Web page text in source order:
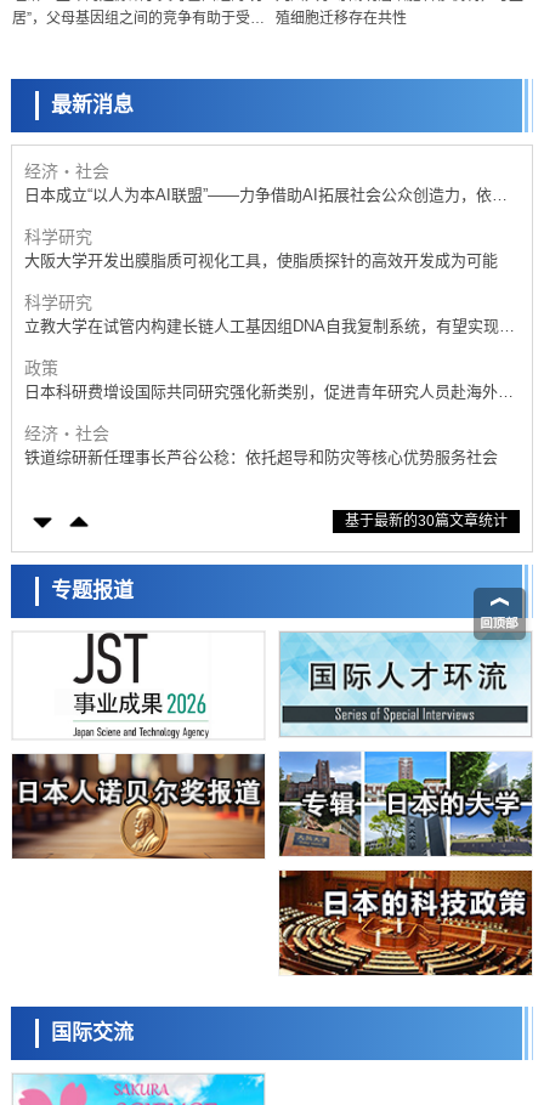
居”，父母基因组之间的竞争有助于受精
殖细胞迁移存在共性
最新消息
展研究
科学研究
开发出300亿年仅误差1秒的光晶格钟，构建网络将其打造为下一代社会
基础设施
经济・社会
日本成立“以人为本AI联盟”——力争借助AI拓展社会公众创造力，依托
科学研究
大阪大学开发出膜脂质可视化工具，使脂质探针的高效开发成为可能
科学研究
立教大学在试管内构建长链人工基因组DNA自我复制系统，有望实现携
政策
日本科研费增设国际共同研究强化新类别，促进青年研究人员赴海外开
经济・社会
铁道综研新任理事长芦谷公稔：依托超导和防灾等核心优势服务社会
东京大学通过叶绿体基因组编辑技术强化碳固定酶，成功提高光合作用
科学研究
藤田医科大学等成功鉴定出非结核分枝杆菌生存的必需基因，首次揭示
该基因的必要性因菌株而异
经济・社会
【AI法下篇】如何应对AI的不可控性——中央大学平野晋教授专访
科学研究
日本学术会议：为保持土壤健康应采取哪些措施？探讨土壤保护与强化
的具体对策
科学研究
大阪大学开发基于水氢键网络的温度预测新方法，AI从分子排列信息中
高精度解读
经济・社会
【AI法上篇】如何对“将人生交给AI”保持危机感——中央大学平野晋教
庆应义塾大学阐明脑内“游击手”小胶质细胞包裹保护受损神经细胞的机
制，有望用于开发阿尔茨海默病等疾病疗法
劣化抑制机制，为提升轮胎安全性与耐久性的材料设计开辟道路
科学研究
近畿大学等发现植物染料“日本茜”的红色成分可抑制老化与炎症，有望
成为新型功能性材料
科学研究
基于最新的30篇文章统计
专题报道
国际交流
流员